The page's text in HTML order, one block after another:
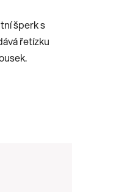
šperk s
řetízku